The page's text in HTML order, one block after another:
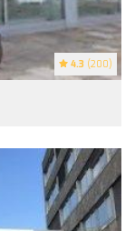
4.3 (200)